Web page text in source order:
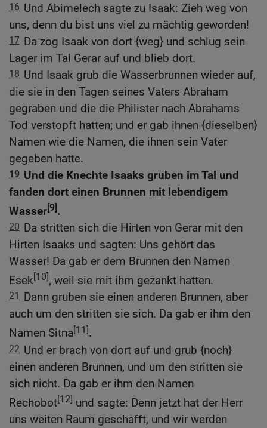
16 Und Abimelech sagte zu Isaak: Zieh weg von
uns, denn du bist uns viel zu mächtig geworden!
17 Da zog Isaak von dort {weg} und schlug sein
Lager im Tal Gerar auf und blieb dort.
18 Und Isaak grub die Wasserbrunnen wieder auf,
die sie in den Tagen seines Vaters Abraham
gegraben und die die Philister nach Abrahams
Tod verstopft hatten; und er gab ihnen {dieselben}
Namen wie die Namen, die ihnen sein Vater
gegeben hatte.
19 Und die Knechte Isaaks gruben im Tal und
fanden dort einen Brunnen mit lebendigem
Wasser[9].
20 Da stritten sich die Hirten von Gerar mit den
Hirten Isaaks und sagten: Uns gehört das
Wasser! Da gab er dem Brunnen den Namen
Esek[10], weil sie mit ihm gezankt hatten.
21
Dann gruben sie einen anderen Brunnen, aber
auch um den stritten sie sich. Da gab er ihm den
Namen Sitna[11].
22 Und er brach von dort auf und grub {noch}
einen anderen Brunnen, und um den stritten sie
sich nicht. Da gab er ihm den Namen
Rechobot[12] und sagte: Denn jetzt hat der Herr
uns weiten Raum geschafft, und wir werden